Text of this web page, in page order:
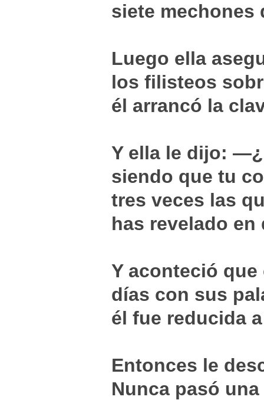
siete mechones
Luego ella
los filisteos
él arrancó la
Y ella le dijo:
siendo que tu
tres veces las
has revelado
Y aconteció
días con sus
él fue reducida
Entonces le
Nunca pasó